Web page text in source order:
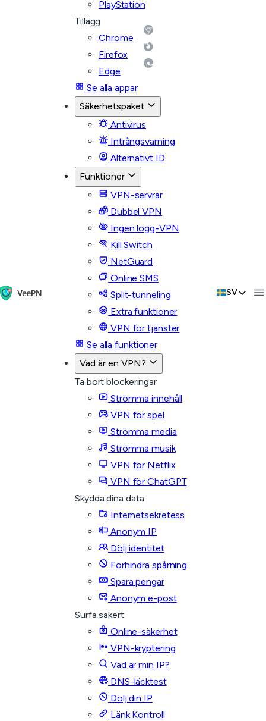
PlayStation
Tillägg
Chrome
Firefox
Edge
Se alla appar
Säkerhetspaket
Antivirus
Intrångsvarning
Alternativt ID
Funktioner
VPN-servrar
Dubbel VPN
Ingen logg-VPN
Kill Switch
NetGuard
Online SMS
Split-tunneling
Extra funktioner
VPN för tjänster
Se alla funktioner
Vad är en VPN?
Ta bort blockeringar
Strömma innehåll
VPN för spel
Strömma media
Strömma musik
VPN för Netflix
VPN för ChatGPT
Skydda dina data
Internetsekretess
Anonym IP
Dölj identitet
Förhindra spårning
Spara pengar
Anonym e-post
Surfa säkert
Online-säkerhet
VPN-kryptering
Vad är min IP?
DNS-läcktest
Dölj din IP
Länk Kontroll
SV